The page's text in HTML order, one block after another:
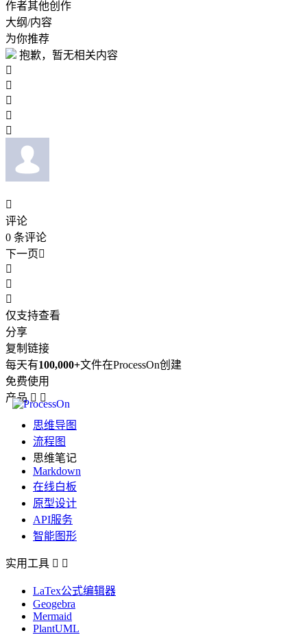
作者其他创作
大纲/内容
为你推荐
抱歉，暂无相关内容






评论
0 条评论
下一页



仅支持查看
分享
复制链接
每天有100,000+文件在ProcessOn创建
免费使用
产品  
思维导图
流程图
思维笔记
Markdown
在线白板
原型设计
API服务
智能图形
实用工具  
LaTex公式编辑器
Geogebra
Mermaid
PlantUML